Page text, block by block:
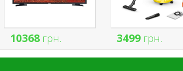
10368грн. 3499грн.